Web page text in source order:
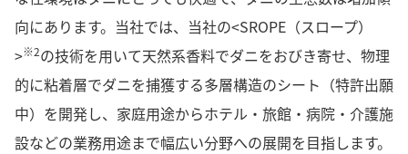
向にあります。当社では、当社の<SROPE（スロープ）
>※2の技術を用いて天然系香料でダニをおびき寄せ、物理
的に粘着層でダニを捕獲する多層構造のシート（特許出願
中）を開発し、家庭用途からホテル・旅館・病院・介護施
設などの業務用途まで幅広い分野への展開を目指します。